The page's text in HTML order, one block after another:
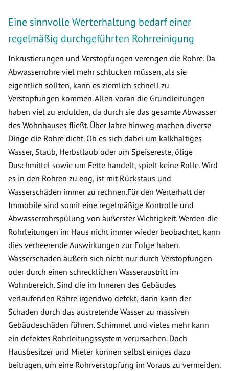
Eine sinnvolle Werterhaltung bedarf einer
regelmäßig durchgeführten Rohrreinigung
Inkrustierungen und Verstopfungen verengen die Rohre. Da
Abwasserrohre viel mehr schlucken müssen, als sie
eigentlich sollten, kann es ziemlich schnell zu
Verstopfungen kommen. Allen voran die Grundleitungen
haben viel zu erdulden, da durch sie das gesamte Abwasser
des Wohnhauses fließt. Über Jahre hinweg machen diverse
Dinge die Rohre dicht. Ob es sich dabei um kalkhaltiges
Wasser, Staub, Herbstlaub oder um Speisereste, ölige
Duschmittel sowie um Fette handelt, spielt keine Rolle. Wird
es in den Rohren zu eng, ist mit Rückstaus und
Wasserschäden immer zu rechnen.Für den Werterhalt der
Immobile sind somit eine regelmäßige Kontrolle und
Abwasserrohrspülung von äußerster Wichtigkeit. Werden die
Rohrleitungen im Haus nicht immer wieder beobachtet, kann
dies verheerende Auswirkungen zur Folge haben.
Wasserschäden äußern sich nicht nur durch Verstopfungen
oder durch einen schrecklichen Wasseraustritt im
Wohnbereich. Sind die im Inneren des Gebäudes
verlaufenden Rohre irgendwo defekt, dann kann der
Schaden durch das austretende Wasser zu massiven
Gebäudeschäden führen. Schimmel und vieles mehr kann
ein defektes Rohrleitungssystem verursachen. Doch
Hausbesitzer und Mieter können selbst einiges dazu
beitragen, um eine Rohrverstopfung im Voraus zu vermeiden.